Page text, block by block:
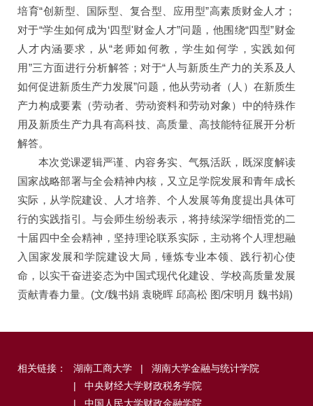
培育“创新型、国际型、复合型、应用型”高素质财金人才；
对于“学生如何成为‘四型'财金人才”问题，他围绕“四型”财金
人才内涵要求，从“老师如何教，学生如何学，实践如何
用”三方面进行分析解答；对于“人与新质生产力的关系及人
如何促进新质生产力发展”问题，他从劳动者（人）在新质生
产力构成要素（劳动者、劳动资料和劳动对象）中的特殊作
用及新质生产力具有高科技、高质量、高技能特征展开分析
解答。
本次党课逻辑严谨、内容务实、气氛活跃，既深度解读
国家战略部署与全会精神内核，又立足学院发展和青年成长
实际，从学院建设、人才培养、个人发展等角度提出具体可
行的实践指引。与会师生纷纷表示，将持续深学细悟党的二
十届四中全会精神，坚持理论联系实际，主动将个人理想融
入国家发展和学院建设大局，锤炼专业本领、践行初心使
命，以实干奋进姿态为中国式现代化建设、学校高质量发展
贡献青春力量。(文/魏书娟 袁晓晖 邱高松 图/宋明月 魏书娟)
相关链接： 湖南工商大学 |
湖南大学金融与统计学院
|
中央财经大学财政税务学院
|
中国人民大学财政金融学院